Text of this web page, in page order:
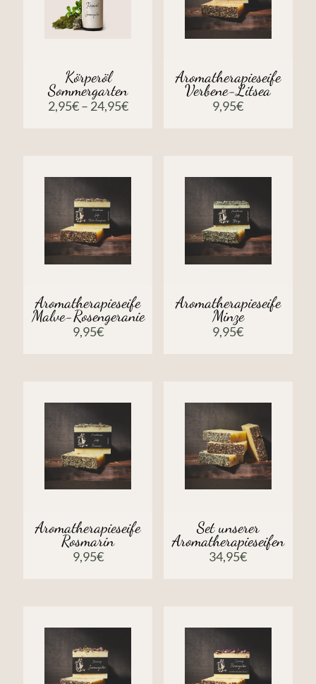
Körperöl
Sommergarten
2,95€– 24,95€
Aromatherapieseife
Verbene-Litsea
9,95€
Aromatherapieseife
Malve-Rosengeranie
9,95€
Aromatherapieseife
Minze
9,95€
Aromatherapieseife
Rosmarin
9,95€
Set unserer
Aromatherapieseifen
34,95€